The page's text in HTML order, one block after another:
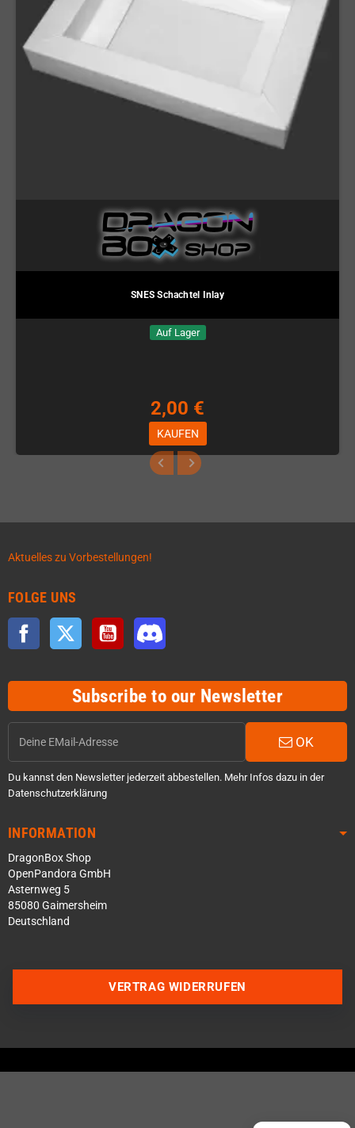
SNES Schachtel Inlay
Auf Lager
2,00 €
KAUFEN
Aktuelles zu Vorbestellungen!
FOLGE UNS
Facebook Twitter YouTube
Subscribe to our Newsletter
OK
Du kannst den Newsletter jederzeit abbestellen. Mehr Infos dazu in der
Datenschutzerklärung
INFORMATION
DragonBox Shop
OpenPandora GmbH
Asternweg 5
85080 Gaimersheim
Deutschland
Über WhatsApp schreiben
Schick uns eine eMail
VERTRAG WIDERRUFEN